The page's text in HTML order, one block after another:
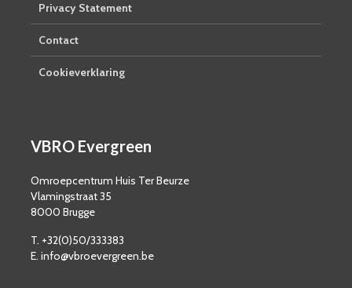
Privacy Statement
Contact
Cookieverklaring
VBRO Evergreen
Omroepcentrum Huis Ter Beurze
Vlamingstraat 35
8000 Brugge
T. +32(0)50/333383
E. info@vbroevergreen.be